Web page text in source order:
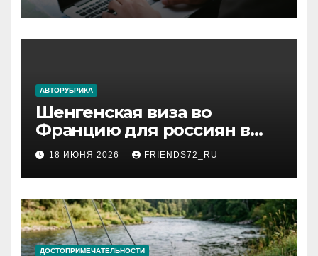
АВТОРУБРИКА
Шенгенская виза во
Францию для россиян в
2026 году: сроки от 3 дней
и список необходимых
документов
18 ИЮНЯ 2026 FRIENDS72_RU
ДОСТОПРИМЕЧАТЕЛЬНОСТИ